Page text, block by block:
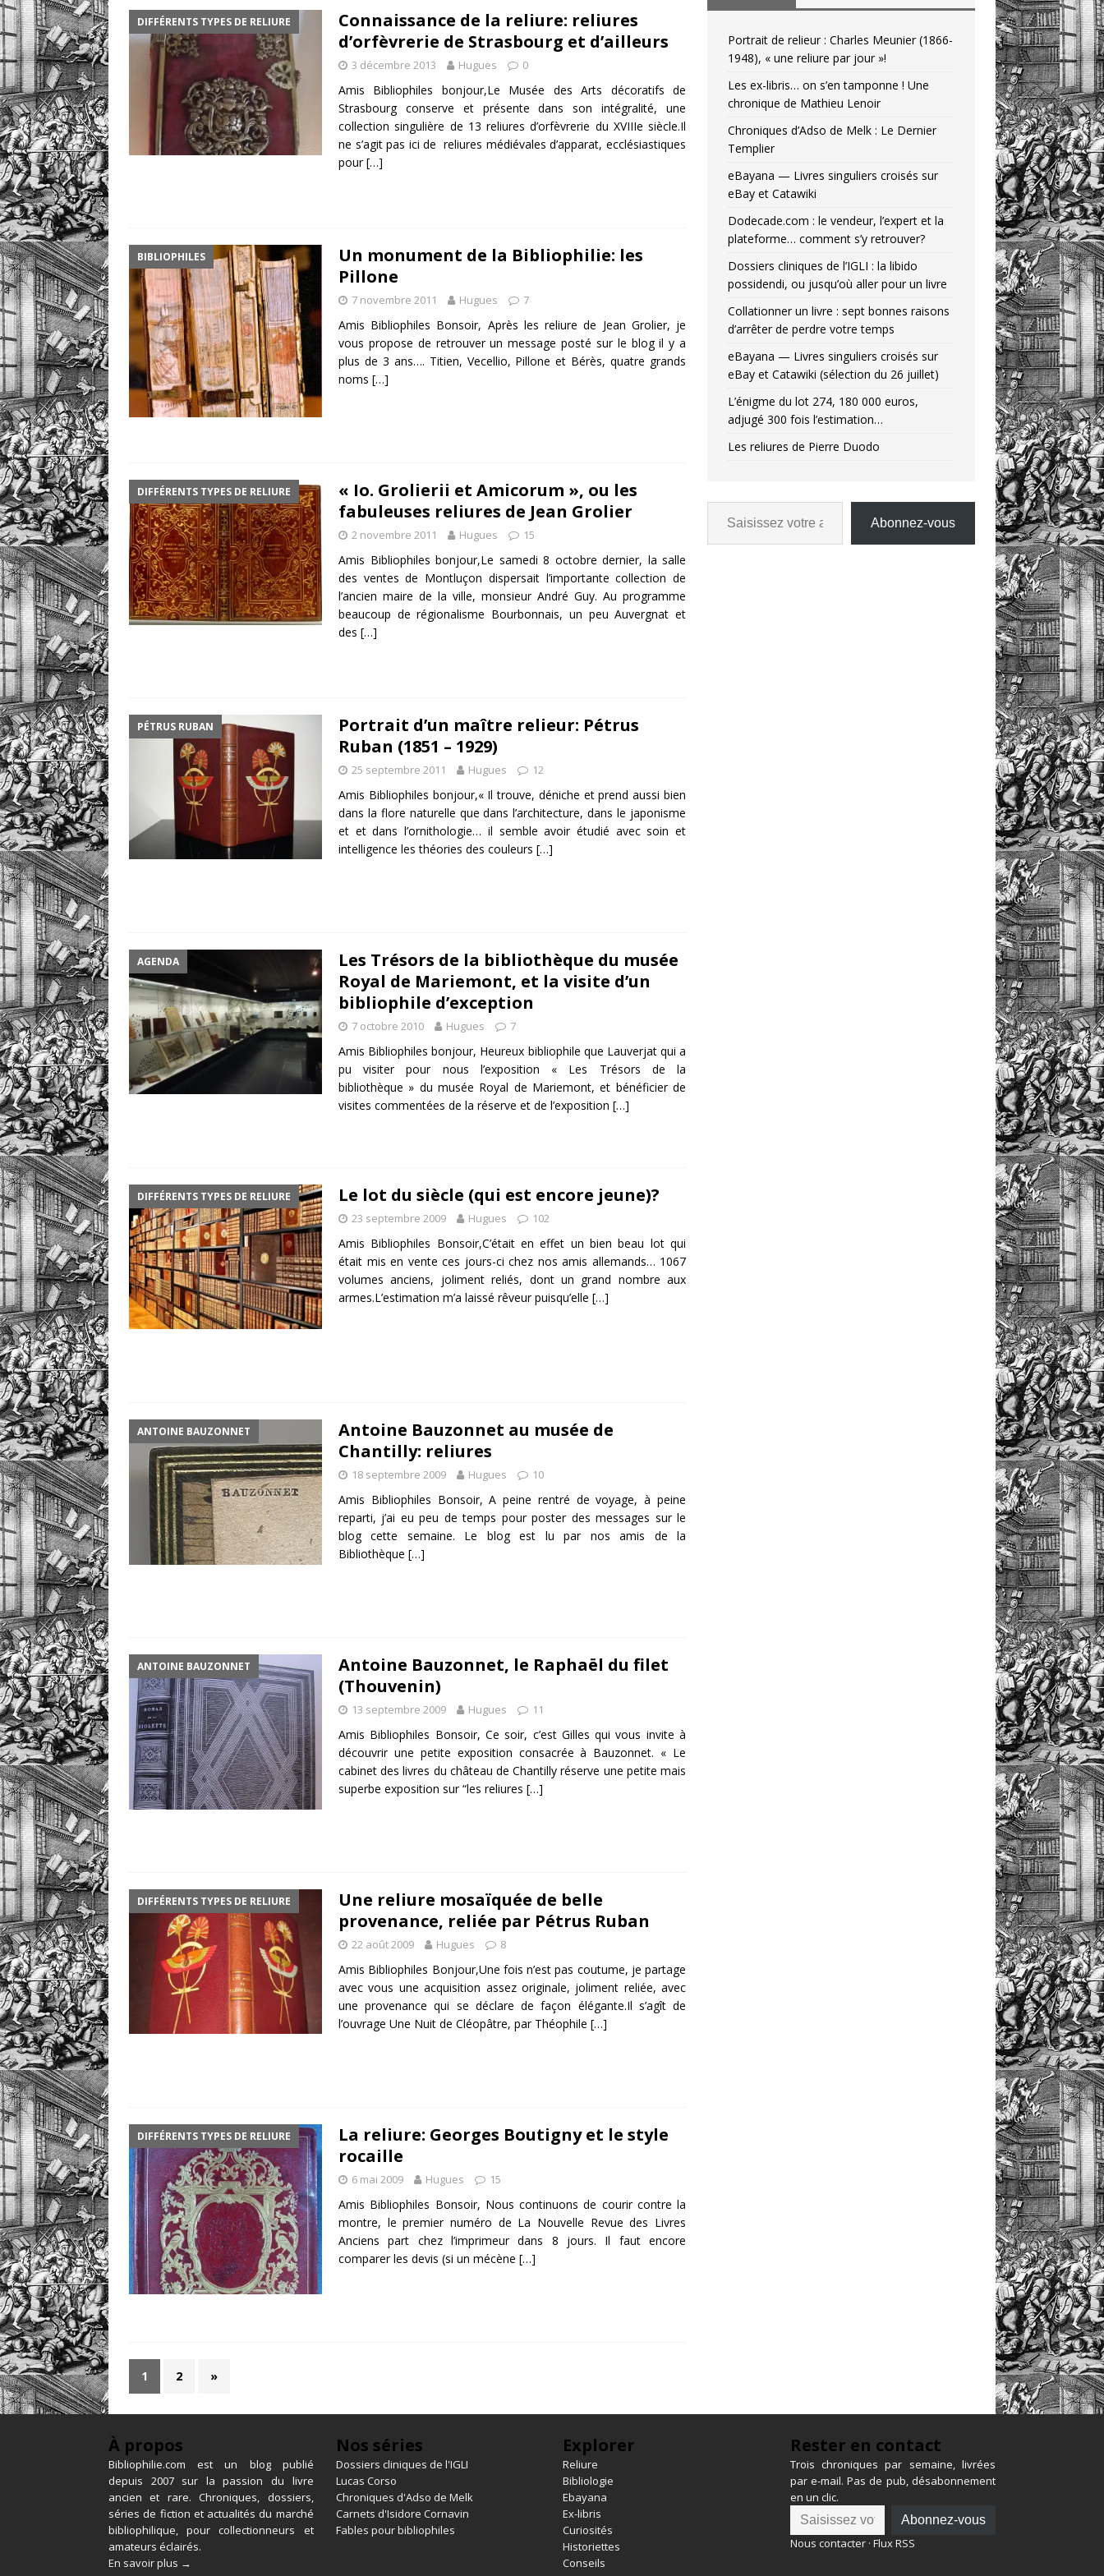
retrouver?
DIVERS
[ 7 août 2026 ]
Portrait de relieur : Charles Meunier (1866-1948), « une reliure par jour »!
DIVERS
DIFFÉRENTS TYPES DE RELIURE
Connaissance de la reliure: reliures
d’orfèvrerie de Strasbourg et d’ailleurs
3 décembre 2013 Hugues 0
Amis Bibliophiles bonjour,Le Musée des Arts décoratifs de
Strasbourg conserve et présente dans son intégralité, une
collection singulière de 13 reliures d’orfèvrerie du XVIIIe siècle.Il
ne s’agit pas ici de reliures médiévales d’apparat, ecclésiastiques
pour[…]
BIBLIOPHILES
Un monument de la Bibliophilie: les
Pillone
7 novembre 2011 Hugues 7
Amis Bibliophiles Bonsoir, Après les reliure de Jean Grolier, je
vous propose de retrouver un message posté sur le blog il y a
plus de 3 ans…. Titien, Vecellio, Pillone et Bérès, quatre grands
noms […]
DIFFÉRENTS TYPES DE RELIURE
« Io. Grolierii et Amicorum », ou les
fabuleuses reliures de Jean Grolier
2 novembre 2011 Hugues 15
Amis Bibliophiles bonjour,Le samedi 8 octobre dernier, la salle
des ventes de Montluçon dispersait l’importante collection de
l’ancien maire de la ville, monsieur André Guy. Au programme
beaucoup de régionalisme Bourbonnais, un peu Auvergnat et
des […]
PÉTRUS RUBAN
Portrait d’un maître relieur: Pétrus
Ruban (1851 – 1929)
25 septembre 2011 Hugues 12
Amis Bibliophiles bonjour,« Il trouve, déniche et prend aussi bien
dans la flore naturelle que dans l’architecture, dans le japonisme
et et dans l’ornithologie… il semble avoir étudié avec soin et
intelligence les théories des couleurs […]
AGENDA
Les Trésors de la bibliothèque du musée
Royal de Mariemont, et la visite d’un
bibliophile d’exception
7 octobre 2010 Hugues 7
Amis Bibliophiles bonjour, Heureux bibliophile que Lauverjat qui a
pu visiter pour nous l’exposition « Les Trésors de la
bibliothèque » du musée Royal de Mariemont, et bénéficier de
visites commentées de la réserve et de l’exposition […]
DIFFÉRENTS TYPES DE RELIURE Le lot du siècle (qui est encore jeune)?
23 septembre 2009 Hugues 102
Amis Bibliophiles Bonsoir,C’était en effet un bien beau lot qui
était mis en vente ces jours-ci chez nos amis allemands… 1067
volumes anciens, joliment reliés, dont un grand nombre aux
armes.L’estimation m’a laissé rêveur puisqu’elle […]
ANTOINE BAUZONNET
Antoine Bauzonnet au musée de
Chantilly: reliures
18 septembre 2009 Hugues 10
Amis Bibliophiles Bonsoir, A peine rentré de voyage, à peine
reparti, j’ai eu peu de temps pour poster des messages sur le
blog cette semaine. Le blog est lu par nos amis de la
Bibliothèque […]
ANTOINE BAUZONNET
Antoine Bauzonnet, le Raphaël du filet
(Thouvenin)
13 septembre 2009 Hugues 11
Amis Bibliophiles Bonsoir, Ce soir, c’est Gilles qui vous invite à
découvrir une petite exposition consacrée à Bauzonnet. « Le
cabinet des livres du château de Chantilly réserve une petite mais
superbe exposition sur “les reliures […]
DIFFÉRENTS TYPES DE RELIURE
Une reliure mosaïquée de belle
provenance, reliée par Pétrus Ruban
22 août 2009 Hugues 8
Amis Bibliophiles Bonjour,Une fois n’est pas coutume, je partage
avec vous une acquisition assez originale, joliment reliée, avec
une provenance qui se déclare de façon élégante.Il s’agît de
l’ouvrage Une Nuit de Cléopâtre, par Théophile […]
DIFFÉRENTS TYPES DE RELIURE
La reliure: Georges Boutigny et le style
rocaille
6 mai 2009 Hugues 15
Amis Bibliophiles Bonsoir, Nous continuons de courir contre la
montre, le premier numéro de La Nouvelle Revue des Livres
Anciens part chez l’imprimeur dans 8 jours. Il faut encore
comparer les devis (si un mécène […]
1 2 »
Portrait de relieur : Charles Meunier (1866-
1948), « une reliure par jour »!
Les ex-libris… on s’en tamponne ! Une
chronique de Mathieu Lenoir
Chroniques d’Adso de Melk : Le Dernier
Templier
eBayana — Livres singuliers croisés sur
eBay et Catawiki
Dodecade.com : le vendeur, l’expert et la
plateforme… comment s’y retrouver?
Dossiers cliniques de l’IGLI : la libido
possidendi, ou jusqu’où aller pour un livre
Collationner un livre : sept bonnes raisons
d’arrêter de perdre votre temps
eBayana — Livres singuliers croisés sur
eBay et Catawiki (sélection du 26 juillet)
L’énigme du lot 274, 180 000 euros,
adjugé 300 fois l’estimation…
Les reliures de Pierre Duodo
Abonnez-vous
À propos
Bibliophilie.com est un blog publié
depuis 2007 sur la passion du livre
ancien et rare. Chroniques, dossiers,
séries de fiction et actualités du marché
bibliophilique, pour collectionneurs et
amateurs éclairés.
En savoir plus →
Nos séries
Dossiers cliniques de l'IGLI
Lucas Corso
Chroniques d'Adso de Melk
Carnets d'Isidore Cornavin
Fables pour bibliophiles
Explorer
Reliure
Bibliologie
Ebayana
Ex-libris
Curiosités
Historiettes
Conseils
Rester en contact
Trois chroniques par semaine, livrées
par e-mail. Pas de pub, désabonnement
en un clic.
Abonnez-vous
Nous contacter ·Flux RSS